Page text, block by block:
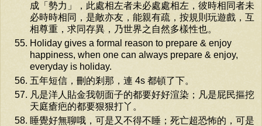
成「勢力」，此處相左者未必處處相左，彼時相同者未
必時時相同，是敵亦友，能親有疏，按規則玩遊戲，互
相尊重，求同存異，乃世界之自然多樣性也。
Holiday gives a formal reason to prepare & enjoy
happiness, when one can always prepare & enjoy,
everyday is holiday.
五年短信，刪的剎那，連 4s 都頓了下。
凡是洋人貼金我朝面子的都要好好渲染；凡是屁民摳挖
天庭瘡疤的都要狠狠打丫。
睡覺好無聊哦，可是又不得不睡；死亡超恐怖的，可是